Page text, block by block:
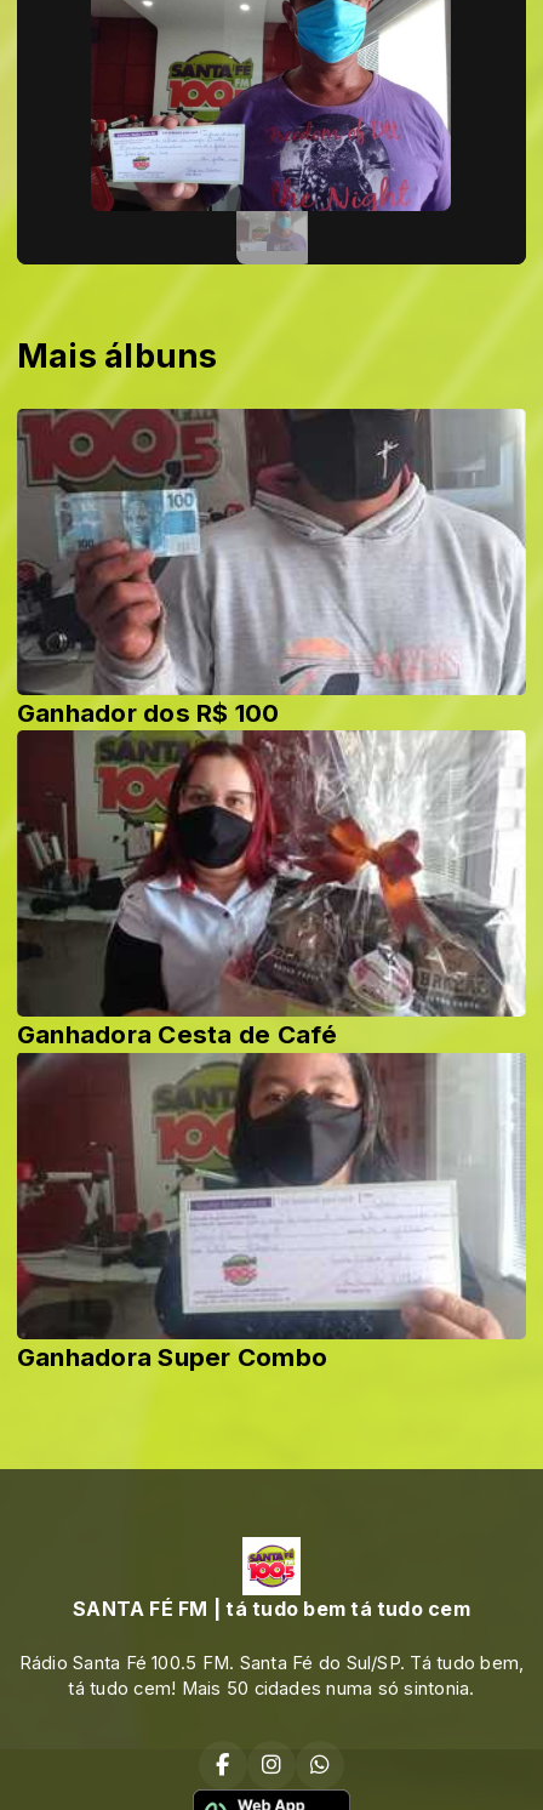
Mais álbuns
Ganhador dos R$ 100
Ganhadora Cesta de Café
Ganhadora Super Combo
SANTA FÉ FM | tá tudo bem tá tudo cem
Rádio Santa Fé 100.5 FM. Santa Fé do Sul/SP. Tá tudo bem,
tá tudo cem! Mais 50 cidades numa só sintonia.